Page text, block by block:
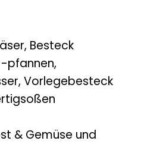
Besteck
pfannen,
Vorlegebesteck
& Gemüse und